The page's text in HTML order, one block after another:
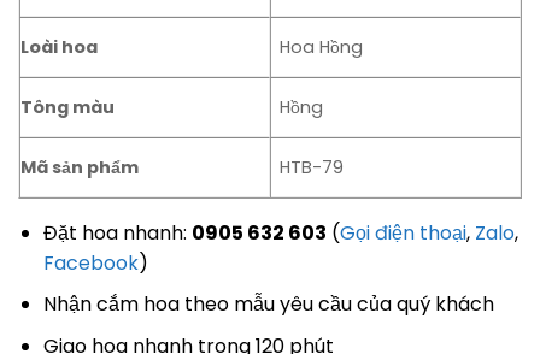
Loài hoa Hoa Hồng
Tông màu Hồng
Mã sản phẩm HTB-79
Đặt hoa nhanh: 0905 632 603 (Gọi điện thoại, Zalo,
Facebook)
Nhận cắm hoa theo mẫu yêu cầu của quý khách
Giao hoa nhanh trong 120 phút